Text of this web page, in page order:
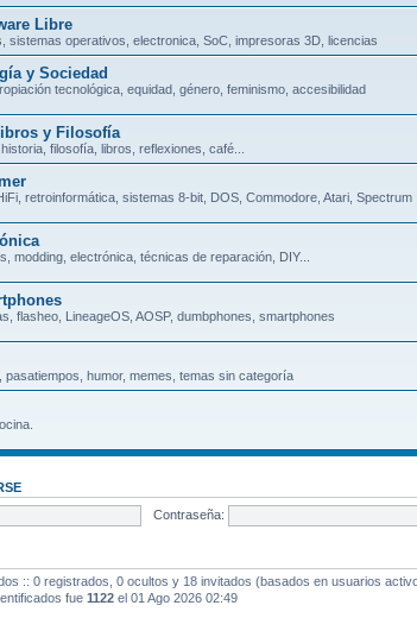
Libre
sistemas operativos, electronica, SoC, impresoras 3D, licencias
y Sociedad
tecnológica, equidad, género, feminismo, accesibilidad
y Filosofía
filosofía, libros, reflexiones, café...
retroinformática, sistemas 8-bit, DOS, Commodore, Atari, Spectrum
modding, electrónica, técnicas de reparación, DIY...
flasheo, LineageOS, AOSP, dumbphones, smartphones
pasatiempos, humor, memes, temas sin categoría
Contraseña:
:: 0 registrados, 0 ocultos y 18 invitados (basados en usuarios
fue 1122 el 01 Ago 2026 02:49